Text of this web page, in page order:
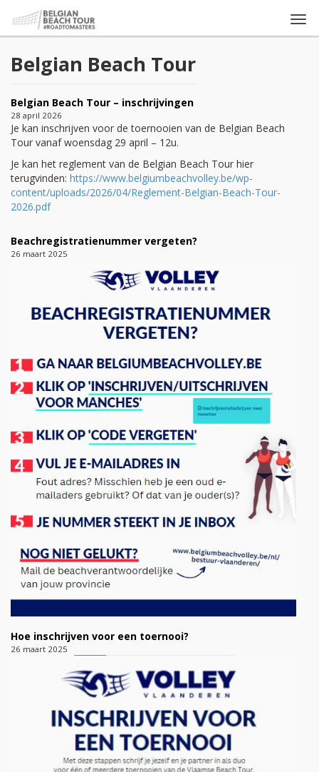
Belgian Beach Tour
Belgian Beach Tour – inschrijvingen
28 april 2026
Je kan inschrijven voor de toernooien van de Belgian Beach
Tour vanaf woensdag 29 april – 12u.
Je kan het reglement van de Belgian Beach Tour hier
terugvinden: https://www.belgiumbeachvolley.be/wp-
content/uploads/2026/04/Reglement-Belgian-Beach-Tour-
2026.pdf
Beachregistratienummer vergeten?
26 maart 2025
Hoe inschrijven voor een toernooi?
26 maart 2025